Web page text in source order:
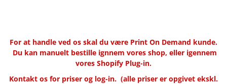
For at handle ved os skal du være Print On Demand kunde.
Du kan manuelt bestille ignnem vores shop, eller igennem
vores Shopify Plug-in.
Kontakt os for priser og log-in. (alle priser er opgivet ekskl.